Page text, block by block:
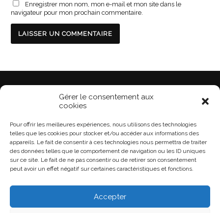
Gérer le consentement aux
cookies
Pour offrir les meilleures expériences, nous utilisons des technologies
telles que les cookies pour stocker et/ou accéder aux informations des
appareils. Le fait de consentir à ces technologies nous permettra de traiter
des données telles que le comportement de navigation ou les ID uniques
sur ce site. Le fait de ne pas consentir ou de retirer son consentement
peut avoir un effet négatif sur certaines caractéristiques et fonctions.
Accepter
Enregistrer mon nom, mon e-mail et mon site dans le
navigateur pour mon prochain commentaire.